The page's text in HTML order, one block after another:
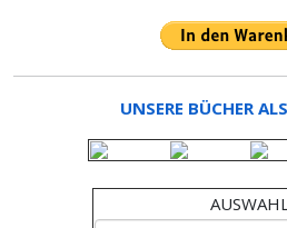
UNSERE BÜCHER
AUSWAHL